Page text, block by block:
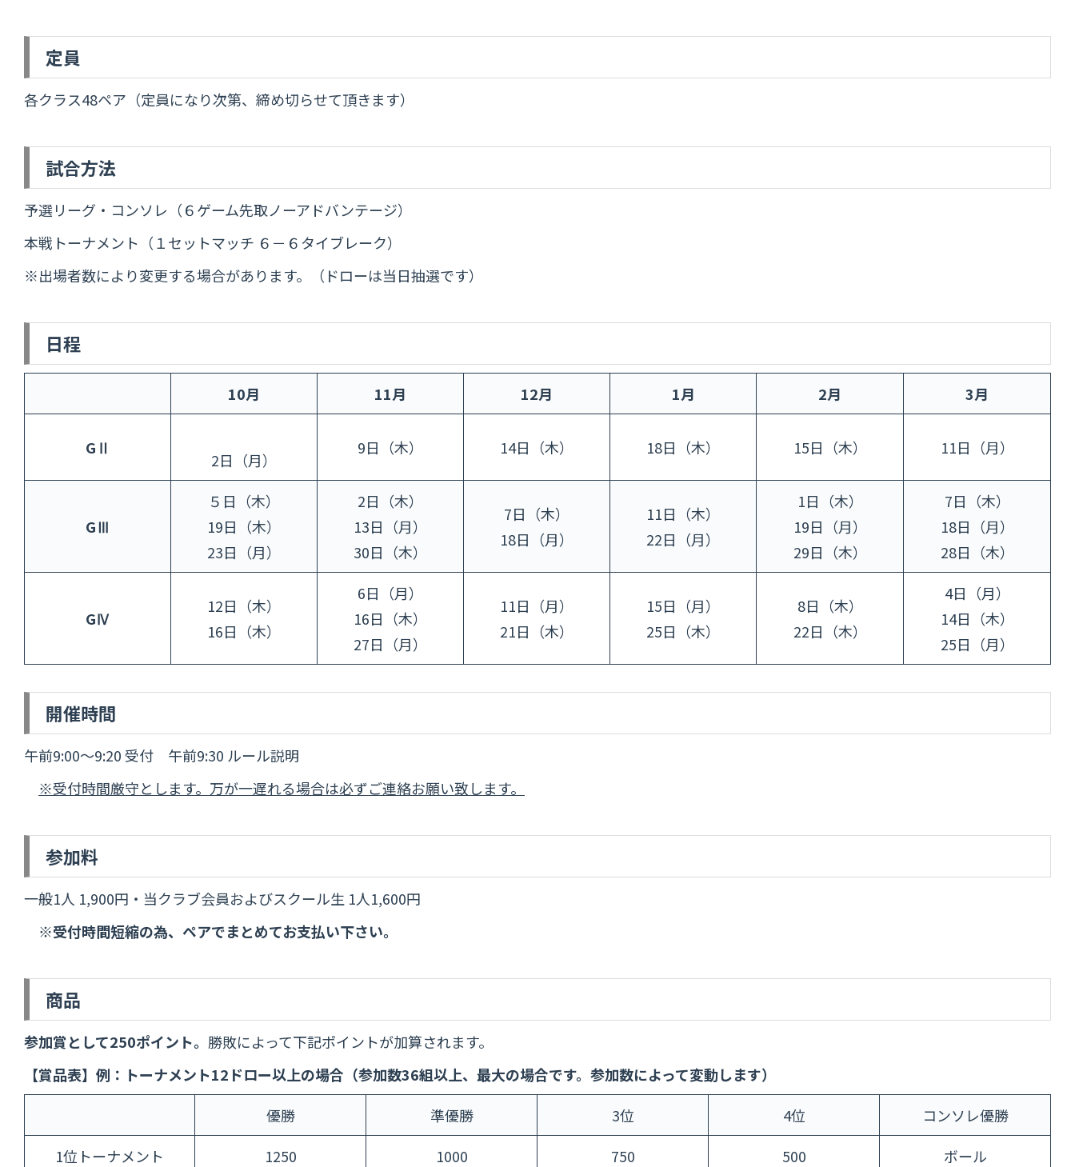
定員
各クラス48ペア（定員になり次第、締め切らせて頂きます）
試合方法
予選リーグ・コンソレ（６ゲーム先取ノーアドバンテージ）
本戦トーナメント（１セットマッチ ６－６タイブレーク）
※出場者数により変更する場合があります。（ドローは当日抽選です）
日程
10月 11月 12月 1月 2月 3月
GⅡ
2日（月）
9日（木） 14日（木） 18日（木） 15日（木） 11日（月）
GⅢ
５日（木）
19日（木）
23日（月）
2日（木）
13日（月）
30日（木）
7日（木）
18日（月）
11日（木）
22日（月）
1日（木）
19日（月）
29日（木）
7日（木）
18日（月）
28日（木）
GⅣ
12日（木）
16日（木）
6日（月）
16日（木）
27日（月）
11日（月）
21日（木）
15日（月）
25日（木）
8日（木）
22日（木）
4日（月）
14日（木）
25日（月）
開催時間
午前9:00～9:20 受付 午前9:30 ルール説明
※受付時間厳守とします。万が一遅れる場合は必ずご連絡お願い致します。
参加料
一般1人 1,900円・当クラブ会員およびスクール生 1人1,600円
※受付時間短縮の為、ペアでまとめてお支払い下さい。
商品
参加賞として250ポイント。 勝敗によって下記ポイントが加算されます。
【賞品表】例：トーナメント12ドロー以上の場合（参加数36組以上、最大の場合です。参加数によって変動します）
優勝
準優勝 3位 4位
コンソレ優勝
1位トーナメント
1250 1000 750 500
ボール